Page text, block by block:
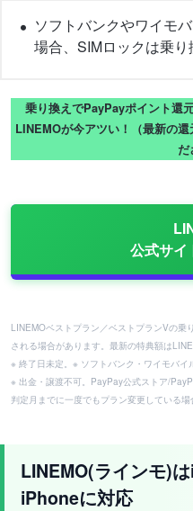
ソフトバンクやワイモ
場合、SIMロックは乗
乗り換えでPayPayポイント還
LINEMOが今アツい！（最新の
だ
公式サイ
LINEMOベストプラン／ベストプランVの乗
される場合があります。最新の特典額は
※ 終了日未定。※ ソフトバンク・ワイモバイ
※ 出金・譲渡不可。PayPay公式ストア/
判定月までに一度でもプラン変更している場
LINEMO(ラインモ)
iPhoneに対応